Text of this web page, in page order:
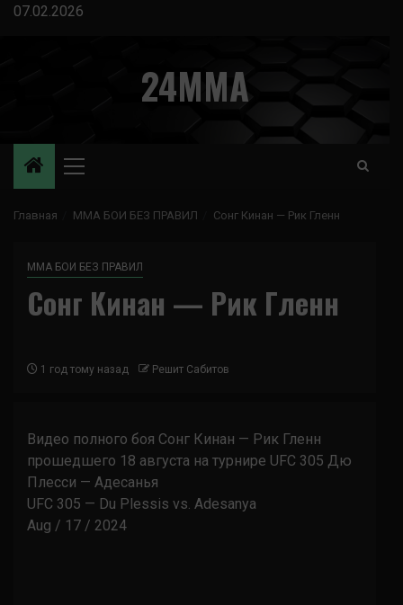
Перейти
07.02.2026
24MMA
Основное
Главная ММА БОИ БЕЗ ПРАВИЛ Сонг Кинан — Рик Гленн
ММА БОИ БЕЗ ПРАВИЛ
Сонг Кинан — Рик Гленн
1 год тому назад Решит Сабитов
Видео полного боя Сонг Кинан — Рик Гленн
прошедшего 18 августа на турнире UFC 305 Дю
Плесси — Адесанья
UFC 305 — Du Plessis vs. Adesanya
Aug / 17 / 2024